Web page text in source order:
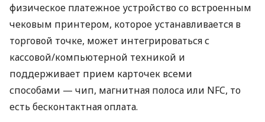
физическое платежное устройство со встроенным
чековым принтером, которое устанавливается в
торговой точке, может интегрироваться с
кассовой/компьютерной техникой и
поддерживает прием карточек всеми
способами — чип, магнитная полоса или NFC, то
есть бесконтактная оплата.